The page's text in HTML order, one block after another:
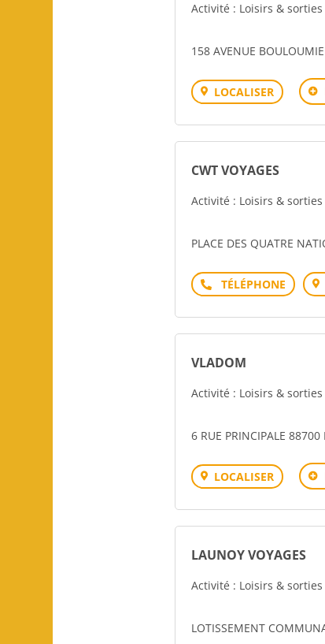
Activité : Loisirs & sorties
158 AVENUE
LOCALISER
CWT VOYAGES
Activité : Loisirs & sorties
PLACE DES QUATRE
Téléphone
VLADOM
Activité : Loisirs & sorties
6 RUE PRINCIPALE 88700
LOCALISER
LAUNOY VOYAGES
Activité : Loisirs & sorties
LOTISSEMENT